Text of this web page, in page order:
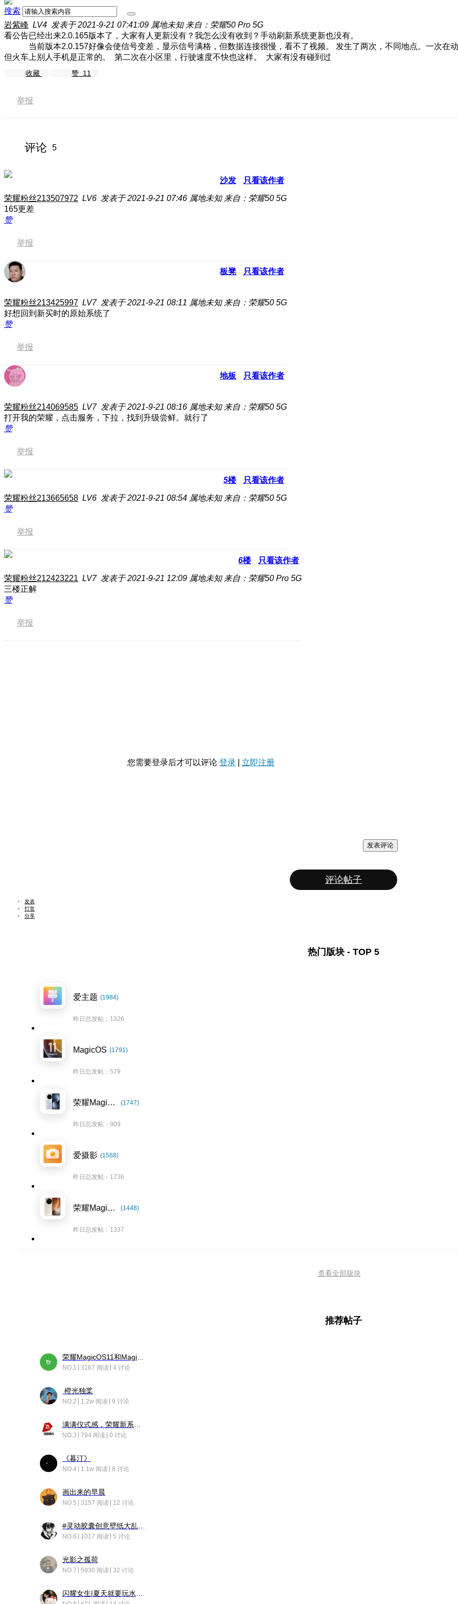
搜索
岩紫峰 LV4 发表于 2021-9-21 07:41:09 属地未知 来自：荣耀50 Pro 5G
看公告已经出来2.0.165版本了，大家有人更新没有？我怎么没有收到？手动刷新系统更新也没有。
当前版本2.0.157好像会使信号变差，显示信号满格，但数据连接很慢，看不了视频。 发生了两次，不同地点。一次在
但火车上别人手机是正常的。 第二次在小区里，行驶速度不快也这样。 大家有没有碰到过
收藏 赞 11
举报
评论 5
沙发 只看该作者
荣耀粉丝213507972 LV6 发表于 2021-9-21 07:46 属地未知 来自：荣耀50 5G
165更差
赞
举报
板凳 只看该作者
荣耀粉丝213425997 LV7 发表于 2021-9-21 08:11 属地未知 来自：荣耀50 5G
好想回到新买时的原始系统了
赞
举报
地板 只看该作者
荣耀粉丝214069585 LV7 发表于 2021-9-21 08:16 属地未知 来自：荣耀50 5G
打开我的荣耀，点击服务，下拉，找到升级尝鲜。就行了
赞
举报
5楼 只看该作者
荣耀粉丝213665658 LV6 发表于 2021-9-21 08:54 属地未知 来自：荣耀50 5G
赞
举报
6楼 只看该作者
荣耀粉丝212423221 LV7 发表于 2021-9-21 12:09 属地未知 来自：荣耀50 Pro 5G
三楼正解
赞
举报
您需要登录后才可以评论 登录 立即注册
发表评论
评论帖子
发表
打赏
分享
热门版块 - TOP 5
爱主题 (1984)
昨日总发帖：1326
MagicOS (1791)
昨日总发帖：579
荣耀Magic7系列 (1747)
昨日总发帖：909
爱摄影 (1568)
昨日总发帖：1736
荣耀Magic8系列 (1448)
昨日总发帖：1337
查看全部版块
推荐帖子
NO.1 3167 阅读 4 讨论
橙光独桨
NO.2 1.2w 阅读 9 讨论
NO.3 794 阅读 0 讨论
《暮汀》
NO.4 1.1w 阅读 8 讨论
画出来的早晨
NO.5 3157 阅读 12 讨论
NO.6 1017 阅读 5 讨论
光影之孤荷
NO.7 5930 阅读 32 讨论